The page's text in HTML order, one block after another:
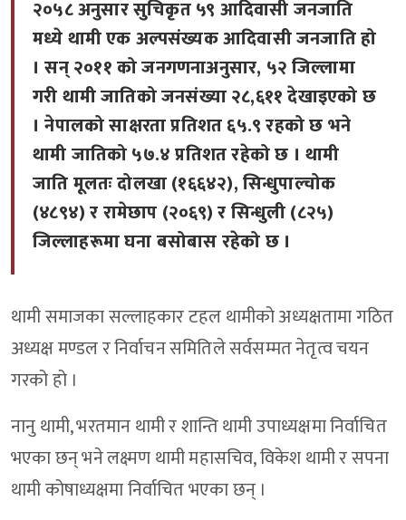
२०५८ अनुसार सुचिकृत ५९ आदिवासी जनजाति
मध्ये थामी एक अल्पसंख्यक आदिवासी जनजाति हो
। सन् २०११ को जनगणनाअनुसार, ५२ जिल्लामा
गरी थामी जातिको जनसंख्या २८,६११ देखाइएको छ
। नेपालको साक्षरता प्रतिशत ६५.९ रहको छ भने
थामी जातिको ५७.४ प्रतिशत रहेको छ । थामी
जाति मूलतः दोलखा (१६६४२), सिन्धुपाल्चोक
(४८९४) र रामेछाप (२०६९) र सिन्धुली (८२५)
जिल्लाहरूमा घना बसोबास रहेको छ ।
थामी समाजका सल्लाहकार टहल थामीको अध्यक्षतामा गठित
अध्यक्ष मण्डल र निर्वाचन समितिले सर्वसम्मत नेतृत्व चयन
गरको हो ।
नानु थामी, भरतमान थामी र शान्ति थामी उपाध्यक्षमा निर्वाचित
भएका छन् भने लक्ष्मण थामी महासचिव, विकेश थामी र सपना
थामी कोषाध्यक्षमा निर्वाचित भएका छन् ।